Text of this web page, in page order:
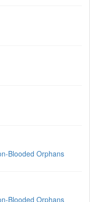
Blooded Orphans
Blooded Orphans